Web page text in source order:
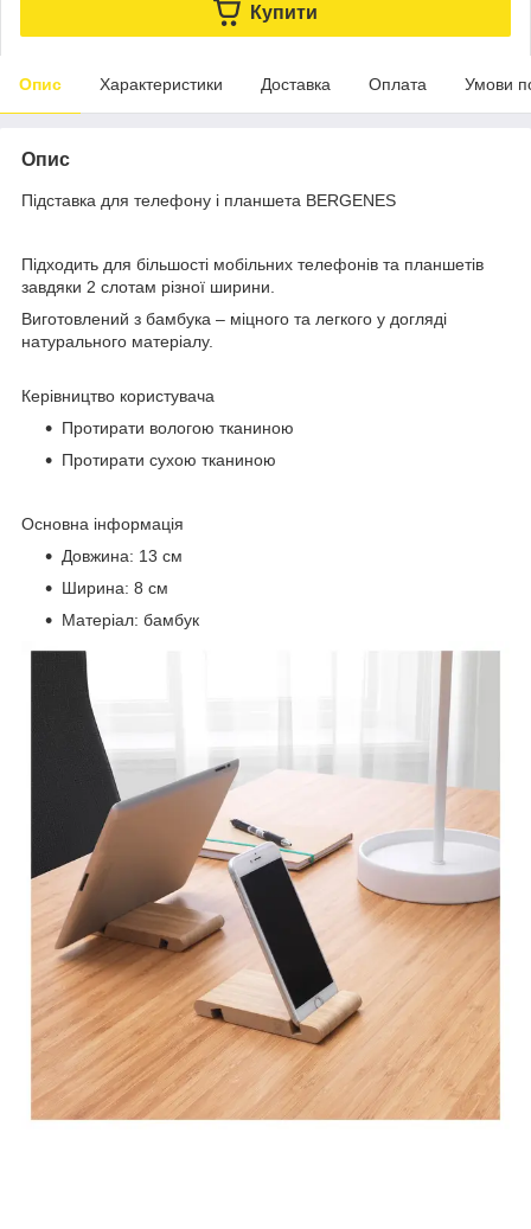
Купити
Опис Характеристики Доставка Оплата Умови
Опис
Підставка для телефону і планшета BERGENES
Підходить для більшості мобільних телефонів та планшетів
завдяки 2 слотам різної ширини.
Виготовлений з бамбука – міцного та легкого у догляді
натурального матеріалу.
Керівництво користувача
Протирати вологою тканиною
Протирати сухою тканиною
Основна інформація
Довжина: 13 см
Ширина: 8 см
Матеріал: бамбук